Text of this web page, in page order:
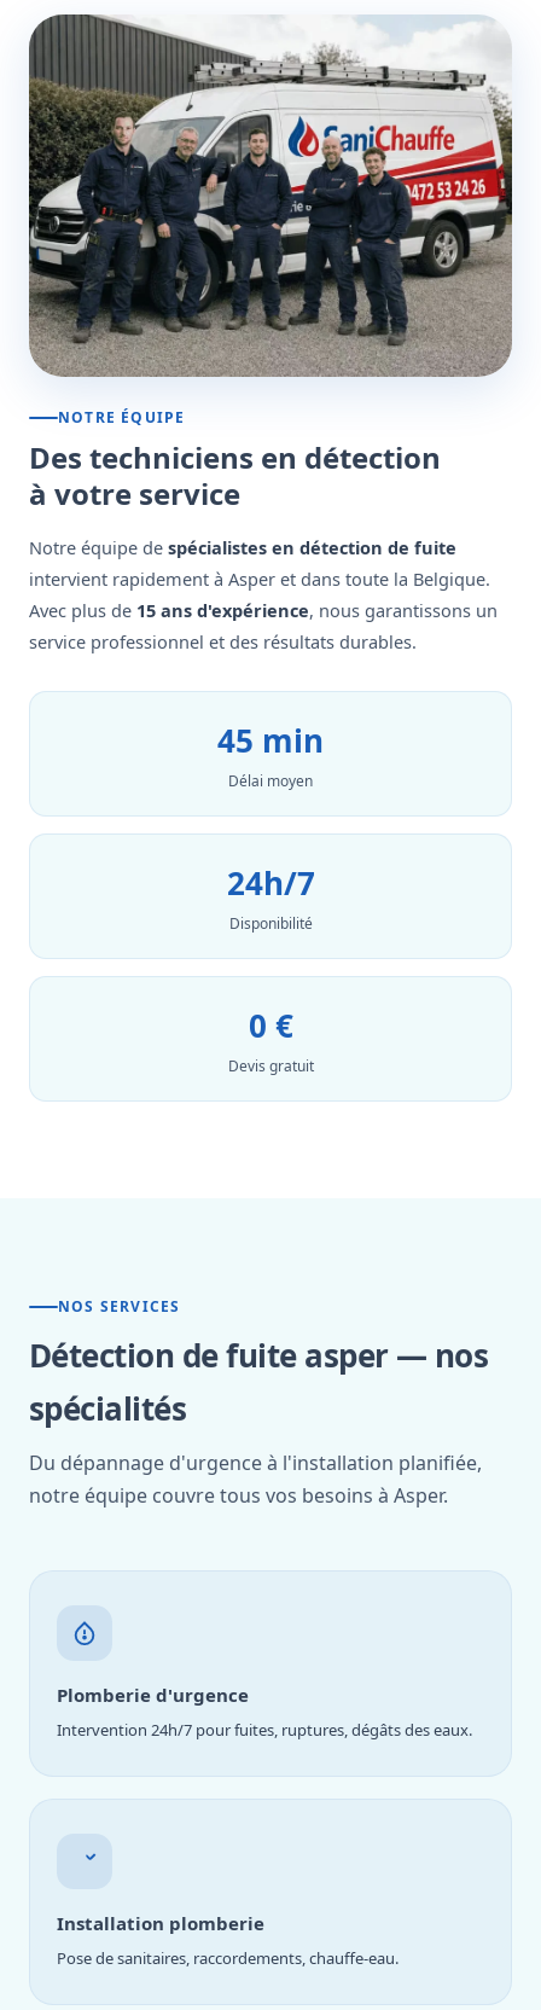
NOTRE ÉQUIPE
Des techniciens en détection
à votre service
Notre équipe de spécialistes en détection de fuite
intervient rapidement à Asper et dans toute la Belgique.
Avec plus de 15 ans d'expérience, nous garantissons un
service professionnel et des résultats durables.
45 min
Délai moyen
24h/7
Disponibilité
0 €
Devis gratuit
NOS SERVICES
Détection de fuite asper — nos
spécialités
Du dépannage d'urgence à l'installation planifiée,
notre équipe couvre tous vos besoins à Asper.
Plomberie d'urgence
Intervention 24h/7 pour fuites, ruptures, dégâts des eaux.
Installation plomberie
Pose de sanitaires, raccordements, chauffe-eau.